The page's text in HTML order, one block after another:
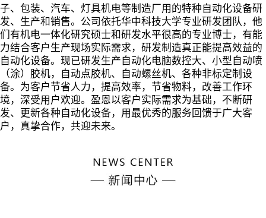
子、包装、汽车、灯具机电等制造厂用的特种自动化设备研
发、生产和销售。公司依托华中科技大学专业研发团队，他
们有机电一体化研究硕士和研发水平很高的专业博士，有能
力结合客户生产现场实际需求，研发制造真正能提高效益的
自动化设备。现已研发生产自动化电脑数控大、小型自动喷
（涂）胶机，自动点胶机、自动螺丝机、各种非标定制设
备。为客户节省人力，提高效率，节省物料，改善工作环
境，深受用户欢迎。盈恩以客户实际需求为基础，不断研
发、更新各种自动化设备，用最优秀的服务回馈于广大客
户，真挚合作，共迎未来。